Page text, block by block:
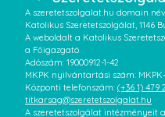
A szeretetszolgalat.hu domain
Katolikus Szeretetszolgálat, 1146
A weboldalt a Katolikus
a Főigazgató.
Adószám: 19000912-1-42
MKPK nyilvántartási szám:
Központi telefonszám: (+36 1) 479
titkarsag@szeretetszolgalat.hu
A szeretetszolgálat intézményeit